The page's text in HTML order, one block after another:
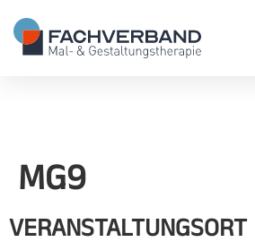
MG9
VERANSTALTUNGSORT